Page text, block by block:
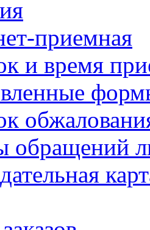
приемная
и время
обращений